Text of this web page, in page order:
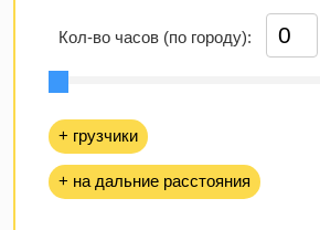
Кол-во часов (по городу):
+ грузчики
+ на дальние расстояния